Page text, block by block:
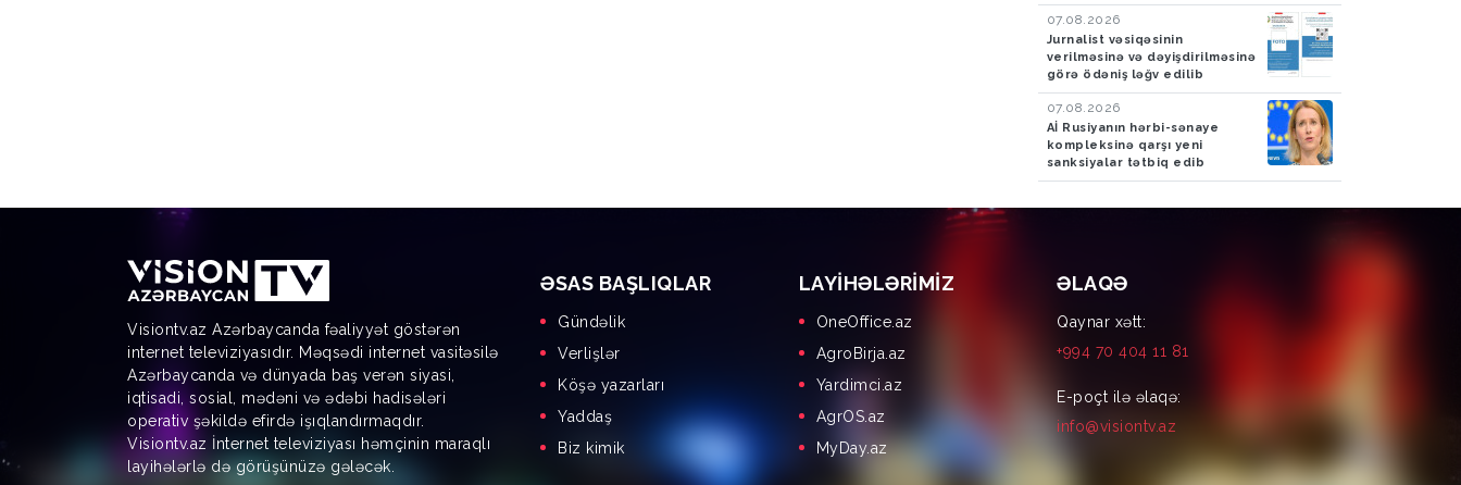
07.08.2026
Jurnalist vəsiqəsinin
verilməsinə və dəyişdirilməsinə
görə ödəniş ləğv edilib
07.08.2026
Aİ Rusiyanın hərbi-sənaye
kompleksinə qarşı yeni
sanksiyalar tətbiq edib
Visiontv.az Azərbaycanda fəaliyyət göstərən
internet televiziyasıdır. Məqsədi internet vasitəsilə
Azərbaycanda və dünyada baş verən siyasi,
iqtisadi, sosial, mədəni və ədəbi hadisələri
operativ şəkildə efirdə işıqlandırmaqdır.
Visiontv.az İnternet televiziyası həmçinin maraqlı
layihələrlə də görüşünüzə gələcək.
ƏSAS BAŞLIQLAR
Gündəlik
Verlişlər
Köşə yazarları
Yaddaş
Biz kimik
LAYIHƏLƏRIMIZ
OneOffice.az
AgroBirja.az
Yardimci.az
AgrOS.az
MyDay.az
ƏLAQƏ
Qaynar xətt:
+994 70 404 11 81
E-poçt ilə əlaqə:
info@visiontv.az